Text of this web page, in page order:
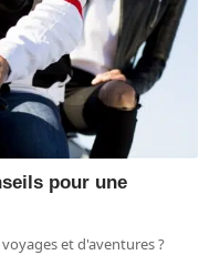
pour une
et d'aventures ?